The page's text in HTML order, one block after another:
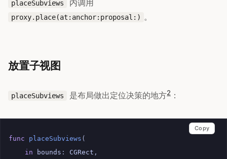
placeSubviews 内调用
proxy.place(at:anchor:proposal:) 。
放置子视图
placeSubviews 是布局做出定位决策的地方2 ：
func placeSubviews (
in
bounds : CGRect ,
Copy